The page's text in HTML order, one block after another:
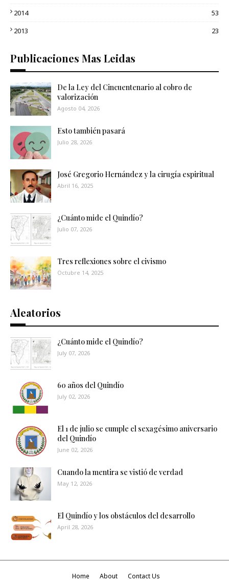
2014
53
2013
23
Publicaciones Mas Leidas
De la Ley del Cincuentenario al cobro de
valorización
Agosto 04, 2026
Esto también pasará
Julio 28, 2026
José Gregorio Hernández y la cirugía espiritual
Abril 16, 2025
¿Cuánto mide el Quindío?
Julio 07, 2026
Tres reflexiones sobre el civismo
Octubre 14, 2025
Aleatorios
¿Cuánto mide el Quindío?
July 07, 2026
60 años del Quindío
July 02, 2026
El 1 de julio se cumple el sexagésimo aniversario
del Quindío
June 02, 2026
Cuando la mentira se vistió de verdad
May 12, 2026
El Quindío y los obstáculos del desarrollo
April 28, 2026
Home About Contact Us